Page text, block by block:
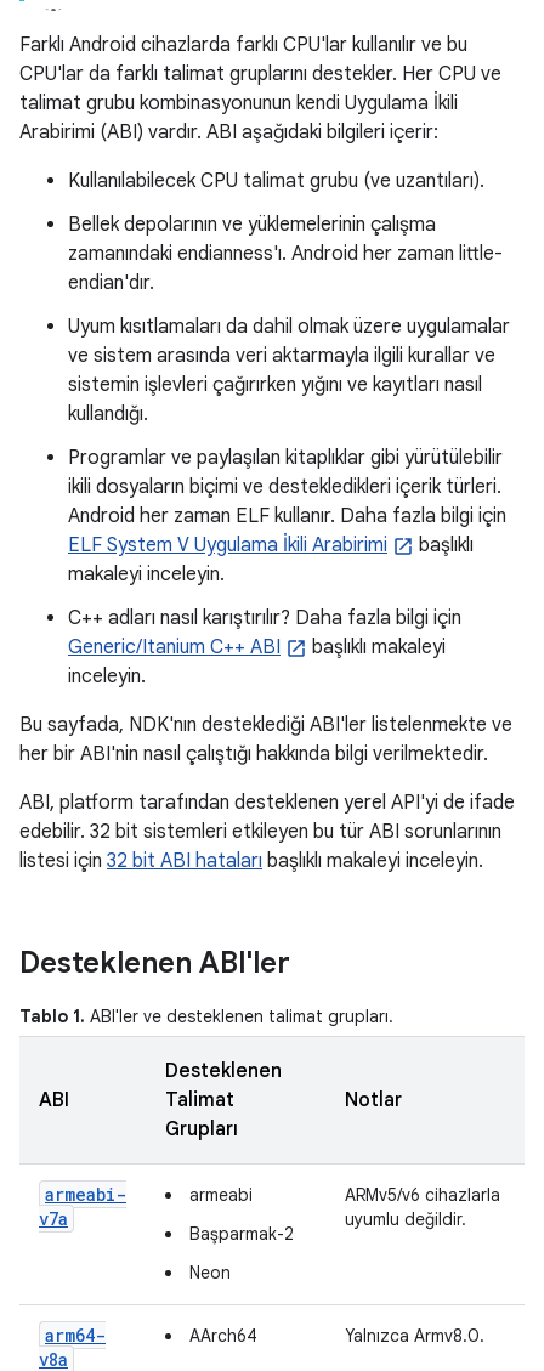
Farklı Android cihazlarda farklı CPU'lar kullanılır ve bu
CPU'lar da farklı talimat gruplarını destekler. Her CPU ve
talimat grubu kombinasyonunun kendi Uygulama İkili
Arabirimi (ABI) vardır. ABI aşağıdaki bilgileri içerir:
Kullanılabilecek CPU talimat grubu (ve uzantıları).
Bellek depolarının ve yüklemelerinin çalışma
zamanındaki endianness'ı. Android her zaman little-
endian'dır.
Uyum kısıtlamaları da dahil olmak üzere uygulamalar
ve sistem arasında veri aktarmayla ilgili kurallar ve
sistemin işlevleri çağırırken yığını ve kayıtları nasıl
kullandığı.
Programlar ve paylaşılan kitaplıklar gibi yürütülebilir
ikili dosyaların biçimi ve destekledikleri içerik türleri.
Android her zaman ELF kullanır. Daha fazla bilgi için
ELF System V Uygulama İkili Arabirimi
başlıklı
makaleyi inceleyin.
C++ adları nasıl karıştırılır? Daha fazla bilgi için
Generic/Itanium C++ ABI
başlıklı makaleyi
inceleyin.
Bu sayfada, NDK'nın desteklediği ABI'ler listelenmekte ve
her bir ABI'nin nasıl çalıştığı hakkında bilgi verilmektedir.
ABI, platform tarafından desteklenen yerel API'yi de ifade
edebilir. 32 bit sistemleri etkileyen bu tür ABI sorunlarının
listesi için 32 bit ABI hataları başlıklı makaleyi inceleyin.
Desteklenen ABI'ler
Tablo 1. ABI'ler ve desteklenen talimat grupları.
ABI
Desteklenen
Talimat
Grupları
Notlar
armeabi-
v7a
armeabi
Başparmak-2
Neon
ARMv5/v6 cihazlarla
uyumlu değildir.
arm64-
v8a
AArch64 Yalnızca Armv8.0.